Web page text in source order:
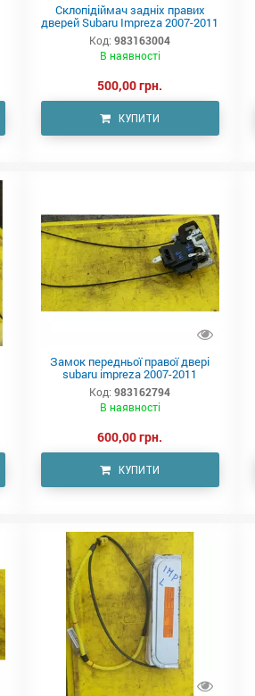
Склопідіймач задніх правих
дверей Subaru Impreza 2007-2011
Код: 983163004
В наявності
500,00 грн.
КУПИТИ
Замок передньої правої двері
subaru impreza 2007-2011
Код: 983162794
В наявності
600,00 грн.
КУПИТИ